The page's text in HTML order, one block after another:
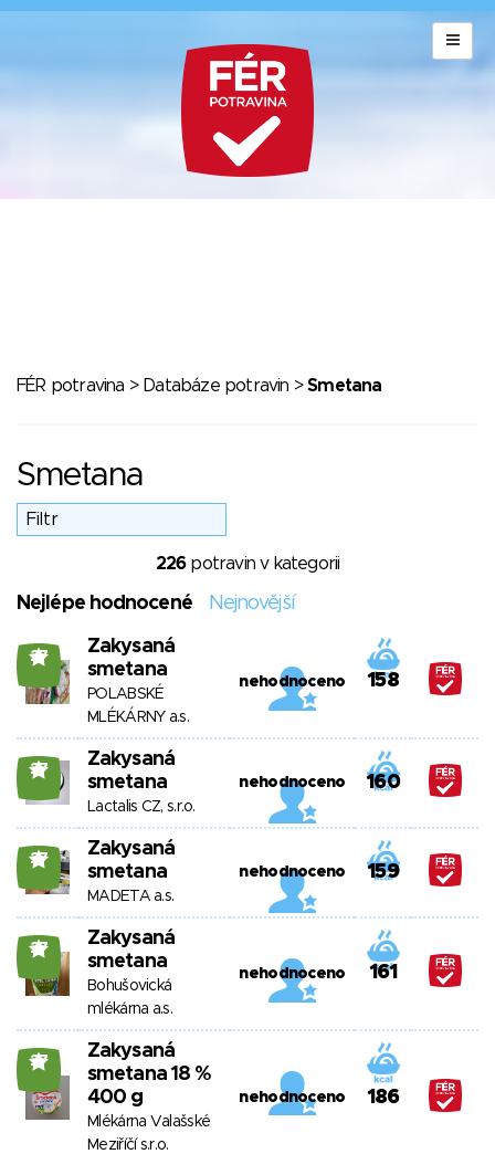
FÉR potravina > Databáze potravin >Smetana
Smetana
226potravin v kategorii
Nejlépe hodnocené Nejnovější
27
Zakysaná
smetana
POLABSKÉ
MLÉKÁRNY a.s.
nehodnoceno 158
27
Zakysaná
smetana
Lactalis CZ, s.r.o.
nehodnoceno 160
27
Zakysaná
smetana
MADETA a.s.
nehodnoceno 159
27
Zakysaná
smetana
Bohušovická
mlékárna a.s.
nehodnoceno 161
27
Zakysaná
smetana 18 %
400 g
Mlékárna Valašské
Meziříčí s.r.o.
nehodnoceno 186